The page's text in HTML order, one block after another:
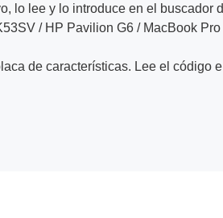
lo lee y lo introduce en el buscador
/ HP Pavilion G6 / MacBook
de características. Lee el código